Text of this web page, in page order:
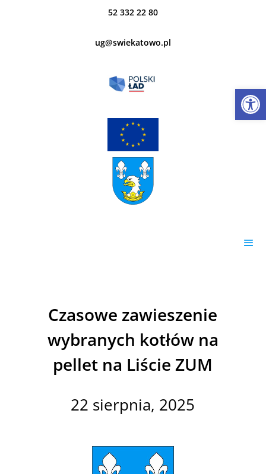
52 332 22 80
ug@swiekatowo.pl
Czasowe zawieszenie
wybranych kotłów na
pellet na Liście ZUM
22 sierpnia, 2025